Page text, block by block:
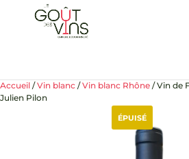
Accueil /Vin blanc /Vin blanc Rhône / Vin de
Julien Pilon
ÉPUISÉ